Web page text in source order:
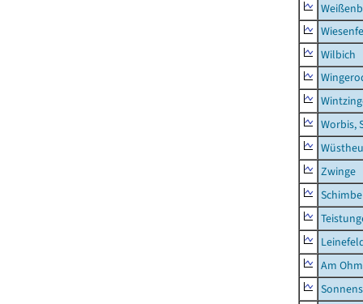
Wilbich
Worbis,
Zwinge
Am